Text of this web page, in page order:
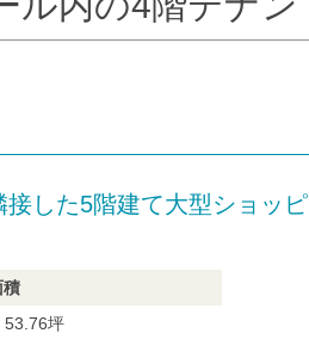
した5階建て大型ショッ
積
53.76坪